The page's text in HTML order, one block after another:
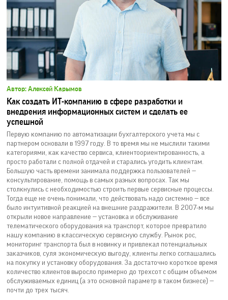
Автор: Алексей Карымов
Как создать ИТ-компанию в сфере разработки и
внедрения информационных систем и сделать ее
успешной
Первую компанию по автоматизации бухгалтерского учета мы с
партнером основали в 1997 году. В то время мы не мыслили такими
категориями, как качество сервиса, клиентоориентированность, а
просто работали с полной отдачей и старались угодить клиентам.
Большую часть времени занимала поддержка пользователей —
консультирование, помощь в самых разных вопросах. Так мы
столкнулись с необходимостью строить первые сервисные процессы.
Тогда еще не очень понимали, что действовать надо системно — все
было интуитивной реакцией на внешние раздражители. В 2007-м мы
открыли новое направление — установка и обслуживание
телематического оборудования на транспорт, которое превратило
нашу компанию в классическую сервисную службу. Рынок рос,
мониторинг транспорта был в новинку и привлекал потенциальных
заказчиков, суля экономическую выгоду, клиенты легко соглашались
на покупку и установку оборудования. За достаточно короткое время
количество клиентов выросло примерно до трехсот с общим объемом
обслуживаемых единиц (а это основной параметр в таком бизнесе) —
почти до трех тысяч.